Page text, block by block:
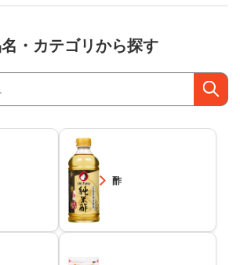
・カテゴリから探す
酢